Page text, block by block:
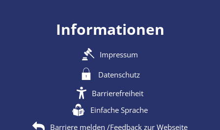
Informationen
Impressum
Datenschutz
Barrierefreiheit
Einfache Sprache
Barriere melden /Feedback zur Webseite